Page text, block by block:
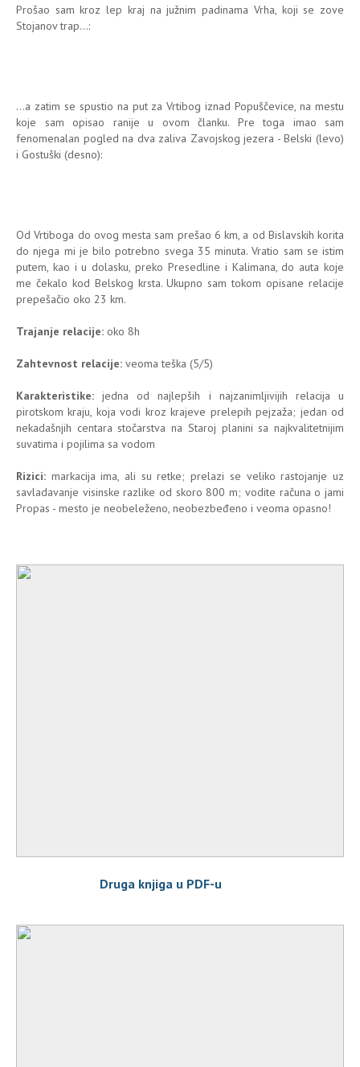
Prošao sam kroz lep kraj na južnim padinama Vrha, koji se zove
Stojanov trap...:
...a zatim se spustio na put za Vrtibog iznad Popuščevice, na mestu
koje sam opisao ranije u ovom članku. Pre toga imao sam
fenomenalan pogled na dva zaliva Zavojskog jezera - Belski (levo)
i Gostuški (desno):
Od Vrtiboga do ovog mesta sam prešao 6 km, a od Bislavskih korita
do njega mi je bilo potrebno svega 35 minuta. Vratio sam se istim
putem, kao i u dolasku, preko Presedline i Kalimana, do auta koje
me čekalo kod Belskog krsta. Ukupno sam tokom opisane relacije
prepešačio oko 23 km.
Trajanje relacije: oko 8h
Zahtevnost relacije: veoma teška (5/5)
Karakteristike:jedna od najlepših i najzanimljivijih relacija u
pirotskom kraju, koja vodi kroz krajeve prelepih pejzaža; jedan od
nekadašnjih centara stočarstva na Staroj planini sa najkvalitetnijim
suvatima i pojilima sa vodom
Rizici: markacija ima, ali su retke; prelazi se veliko rastojanje uz
savladavanje visinske razlike od skoro 800 m; vodite računa o jami
Propas - mesto je neobeleženo, neobezbeđeno i veoma opasno!
Druga knjiga u PDF-u